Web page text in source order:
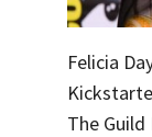
Felicia
The Guild